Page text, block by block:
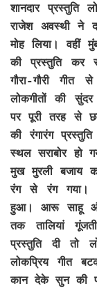
शानदार
राजेश अवस्थी ने
मोह लिया। वहीं
की प्रस्तुति कर
गौरा-गौरी
लोकगीतों की
पर पूरी तरह से
की रंगारंग
स्थल सराबोर हो
मुख मुरली बजाय
रंग से रंग गया।
हुआ। आरू साहू
तक तालियां
प्रस्तुति दी तो
लोकप्रिय गीत
कान देके सुन की